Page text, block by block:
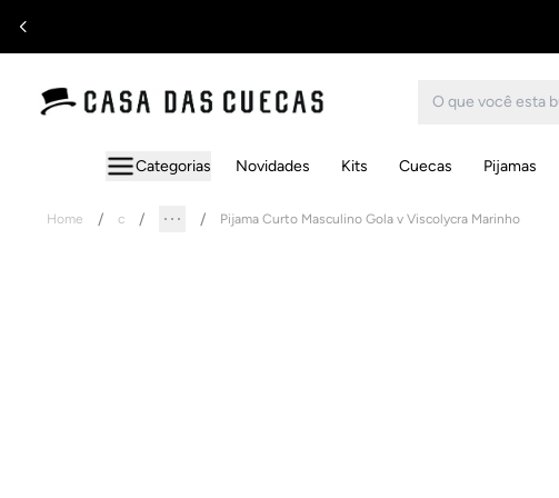
Categorias Novidades Kits Cuecas Pijamas
Home c Pijama Curto Masculino Gola v Viscolycra Marinho